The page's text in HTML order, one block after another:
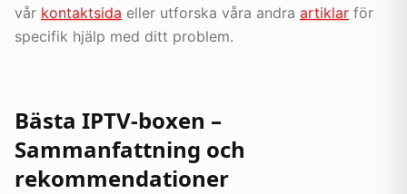
vår kontaktsida eller utforska våra andra artiklar för
specifik hjälp med ditt problem.
Bästa IPTV-boxen –
Sammanfattning och
rekommendationer